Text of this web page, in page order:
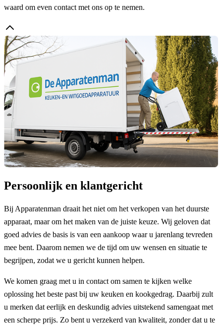
waard om even contact met ons op te nemen.
Persoonlijk en klantgericht
Bij Apparatenman draait het niet om het verkopen van het duurste
apparaat, maar om het maken van de juiste keuze. Wij geloven dat
goed advies de basis is van een aankoop waar u jarenlang tevreden
mee bent. Daarom nemen we de tijd om uw wensen en situatie te
begrijpen, zodat we u gericht kunnen helpen.
We komen graag met u in contact om samen te kijken welke
oplossing het beste past bij uw keuken en kookgedrag. Daarbij zult
u merken dat eerlijk en deskundig advies uitstekend samengaat met
een scherpe prijs. Zo bent u verzekerd van kwaliteit, zonder dat u te